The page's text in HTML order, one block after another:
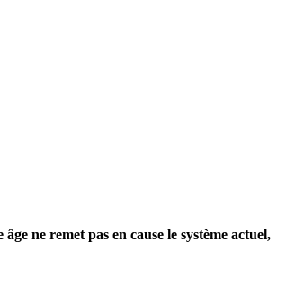
ne remet pas en cause le système actuel,